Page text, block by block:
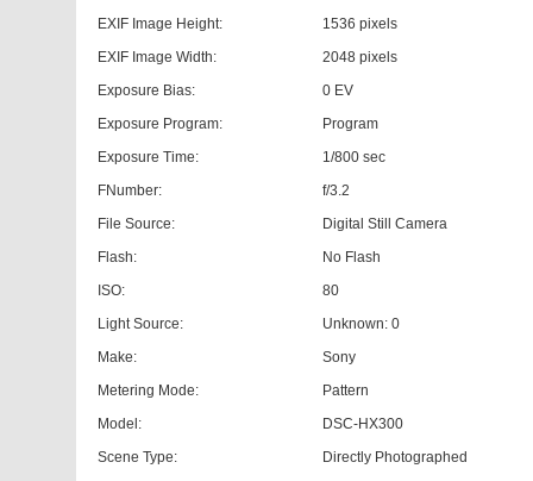
EXIF Image Height:
1536 pixels
EXIF Image Width:
2048 pixels
Exposure Bias:
0 EV
Exposure Program:
Program
Exposure Time:
1/800 sec
FNumber:
f/3.2
File Source:
Digital Still Camera
Flash:
No Flash
ISO:
80
Light Source:
Unknown: 0
Make:
Sony
Metering Mode:
Pattern
Model:
DSC-HX300
Scene Type:
Directly Photographed